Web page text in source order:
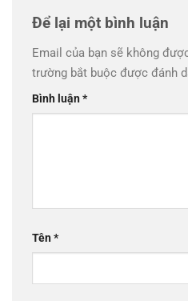
Để lại một bình luận
Email của bạn sẽ không
trường bắt buộc được đánh
Bình luận*
Tên*